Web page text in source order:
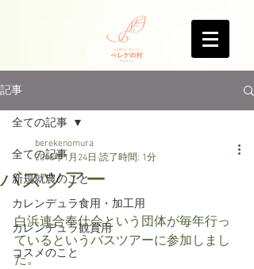
記事
全ての記事
新規就農のこと
カレンデュラ食用・加工用
カレンデュラ観賞用
コスメのこと
全ての記事
バスツアー
berekenomura
2018年1月24日 読了時間: 1分
白浜連合奉仕会という団体が毎年行っ
ているというバスツアーに参加しまし
た。